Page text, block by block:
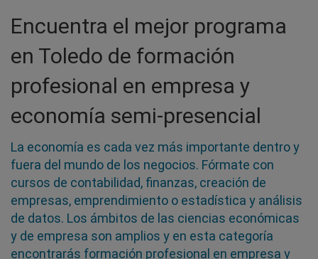
Encuentra el mejor programa
en Toledo de formación
profesional en empresa y
economía semi-presencial
La economía es cada vez más importante dentro y
fuera del mundo de los negocios. Fórmate con
cursos de contabilidad, finanzas, creación de
empresas, emprendimiento o estadística y análisis
de datos. Los ámbitos de las ciencias económicas
y de empresa son amplios y en esta categoría
encontrarás formación profesional en empresa y